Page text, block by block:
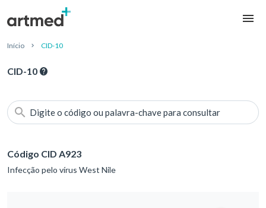
Início CID-10
CID-10
Digite o código ou palavra-chave para consultar
Código CID A923
Infecção pelo vírus West Nile